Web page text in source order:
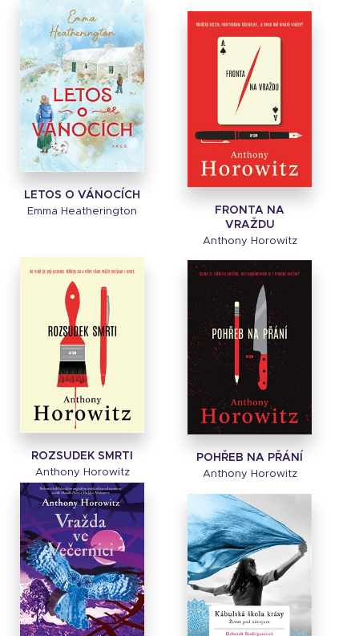
LETOS O VÁNOCÍCH
Emma Heatherington
FRONTA NA
VRAŽDU
Anthony Horowitz
ROZSUDEK SMRTI
Anthony Horowitz
POHŘEB NA PŘÁNÍ
Anthony Horowitz